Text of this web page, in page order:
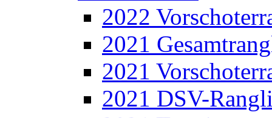
2022
2021
2021
2021 DSV-